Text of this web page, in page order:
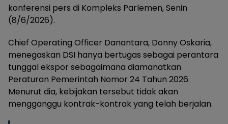
konferensi pers di Kompleks Parlemen, Senin
(8/6/2026).
Chief Operating Officer Danantara, Donny Oskaria,
menegaskan DSI hanya bertugas sebagai perantara
tunggal ekspor sebagaimana diamanatkan
Peraturan Pemerintah Nomor 24 Tahun 2026.
Menurut dia, kebijakan tersebut tidak akan
mengganggu kontrak-kontrak yang telah berjalan.